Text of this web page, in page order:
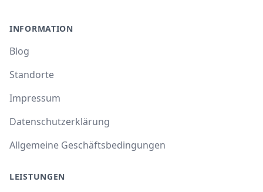
INFORMATION
Blog
Standorte
Impressum
Datenschutzerklärung
Allgemeine Geschäftsbedingungen
LEISTUNGEN